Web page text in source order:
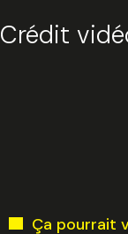
Crédit
Ça pourrait